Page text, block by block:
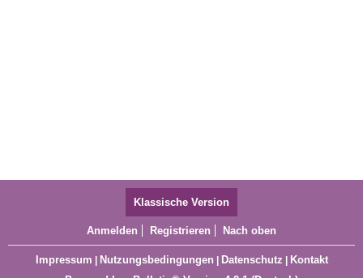
Klassische Version
Anmelden Registrieren Nach oben
Impressum Nutzungsbedingungen Datenschutz
Kontakt